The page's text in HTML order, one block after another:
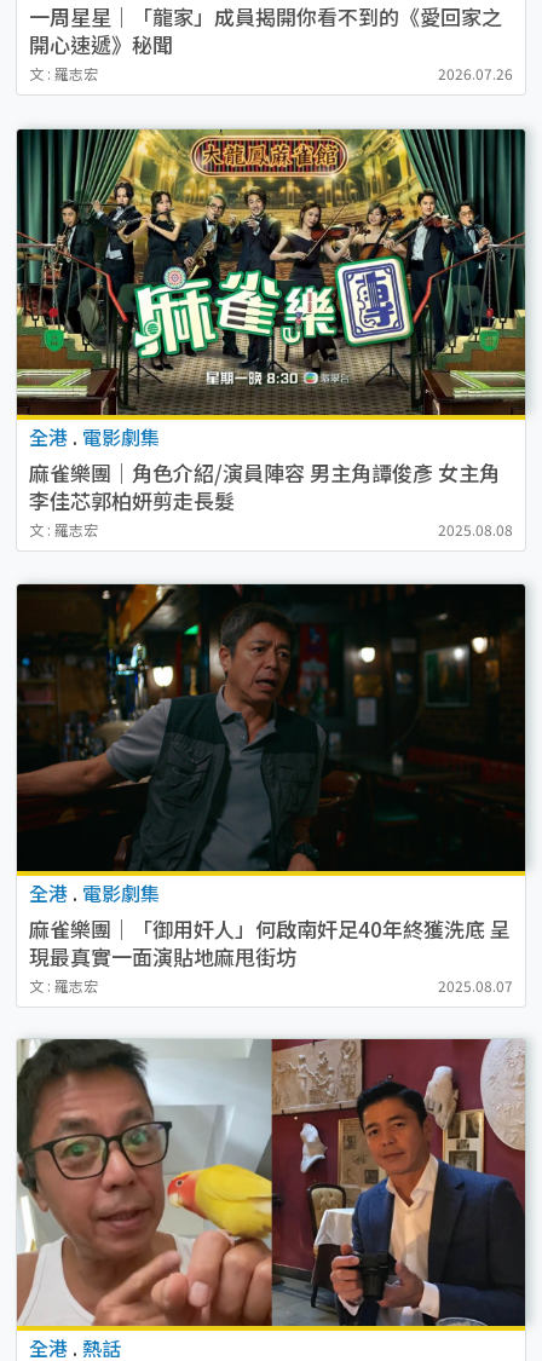
一周星星｜「龍家」成員揭開你看不到的《愛回家之
開心速遞》秘聞
文 : 羅志宏 2026.07.26
全港 . 電影劇集
麻雀樂團｜角色介紹/演員陣容 男主角譚俊彥 女主角
李佳芯郭柏妍剪走長髮
文 : 羅志宏 2025.08.08
全港 . 電影劇集
麻雀樂團｜「御用奸人」何啟南奸足40年終獲洗底 呈
現最真實一面演貼地麻甩街坊
文 : 羅志宏 2025.08.07
全港 . 熱話